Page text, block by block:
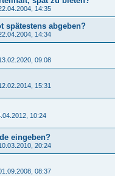
14:35
spätestens abgeben?
14:34
09:08
15:31
10:24
eingeben?
20:24
08:37